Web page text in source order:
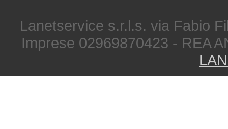
Lanetservice s.r.l.s. via Fabio
Imprese 02969870423 - REA